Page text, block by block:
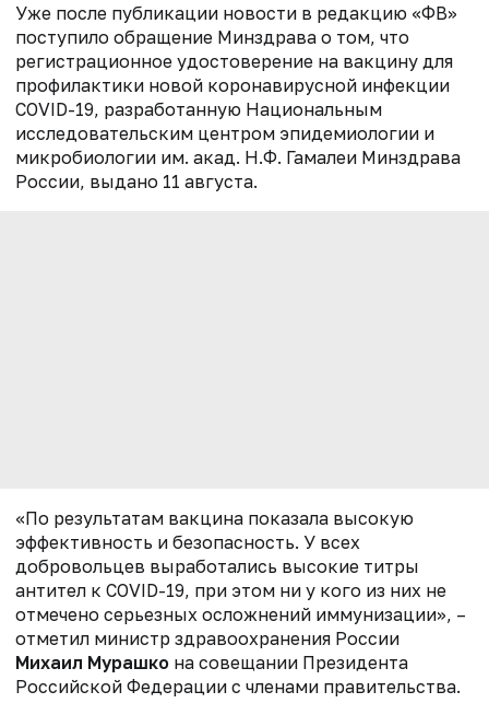
Уже после публикации новости в редакцию «ФВ»
поступило обращение Минздрава о том, что
регистрационное удостоверение на вакцину для
профилактики новой коронавирусной инфекции
COVID-19, разработанную Национальным
исследовательским центром эпидемиологии и
микробиологии им. акад. Н.Ф. Гамалеи Минздрава
России, выдано 11 августа.
«По результатам вакцина показала высокую
эффективность и безопасность. У всех
добровольцев выработались высокие титры
антител к COVID-19, при этом ни у кого из них не
отмечено серьезных осложнений иммунизации», –
отметил министр здравоохранения России
Михаил Мурашко на совещании Президента
Российской Федерации с членами правительства.